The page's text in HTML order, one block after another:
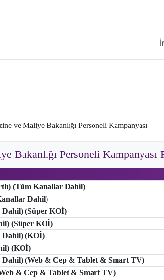
ve Maliye Bakanlığı Personeli Kampanyası
Bakanlığı Personeli Kampanyası
(Tüm Kanallar Dahil)
Dahil)
Dahil) (Süper KOİ)
(Süper KOİ)
Dahil) (KOİ)
(KOİ)
Dahil) (Web & Cep & Tablet & Smart TV)
& Cep & Tablet & Smart TV)